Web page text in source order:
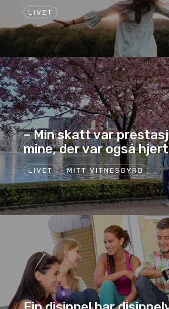
LIVET
LIVET MITT VITNESBYRD
– Min skatt var
mine, der var også